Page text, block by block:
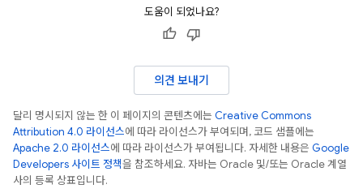
도움이 되었나요?
의견 보내기
달리 명시되지 않는 한 이 페이지의 콘텐츠에는 Creative Commons
Attribution 4.0 라이선스에 따라 라이선스가 부여되며, 코드 샘플에는
Apache 2.0 라이선스에 따라 라이선스가 부여됩니다. 자세한 내용은 Google
Developers 사이트 정책을 참조하세요. 자바는 Oracle 및/또는 Oracle 계열
사의 등록 상표입니다.